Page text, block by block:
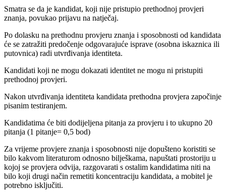
Smatra se da je kandidat, koji nije pristupio prethodnoj provjeri
znanja, povukao prijavu na natječaj.
Po dolasku na prethodnu provjeru znanja i sposobnosti od kandidata
će se zatražiti predočenje odgovarajuće isprave (osobna iskaznica ili
putovnica) radi utvrđivanja identiteta.
Kandidati koji ne mogu dokazati identitet ne mogu ni pristupiti
prethodnoj provjeri.
Nakon utvrđivanja identiteta kandidata prethodna provjera započinje
pisanim testiranjem.
Kandidatima će biti dodijeljena pitanja za provjeru i to ukupno 20
pitanja (1 pitanje= 0,5 bod)
Za vrijeme provjere znanja i sposobnosti nije dopušteno koristiti se
bilo kakvom literaturom odnosno bilješkama, napuštati prostoriju u
kojoj se provjera odvija, razgovarati s ostalim kandidatima niti na
bilo koji drugi način remetiti koncentraciju kandidata, a mobitel je
potrebno isključiti.